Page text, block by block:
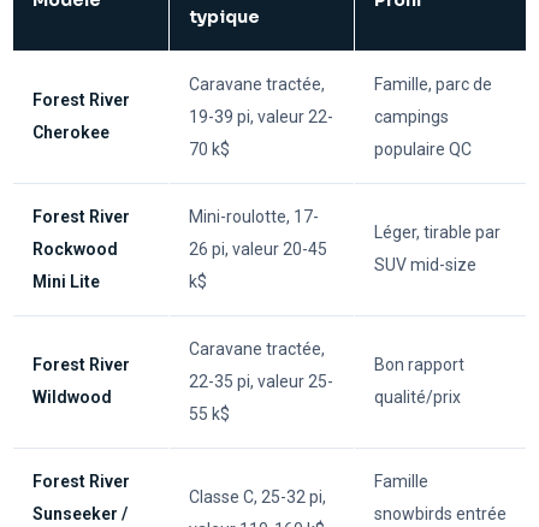
typique
Forest River
Cherokee
Caravane tractée,
19-39 pi, valeur 22-
70 k$
Famille, parc de
campings
populaire QC
Forest River
Rockwood
Mini Lite
Mini-roulotte, 17-
26 pi, valeur 20-45
k$
Léger, tirable par
SUV mid-size
Forest River
Wildwood
Caravane tractée,
22-35 pi, valeur 25-
55 k$
Bon rapport
qualité/prix
Forest River
Sunseeker /
Classe C, 25-32 pi,
Famille
snowbirds entrée